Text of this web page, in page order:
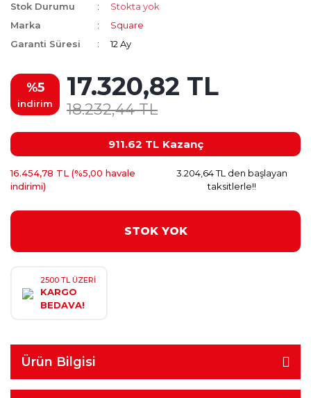
Stok Durumu
Stokta yok
Marka
Square
Garanti Süresi
12 Ay
%5
indirim
17.320,82 TL
18.232,44 TL
911.62 TL Kazanç
16.454,78 TL (%5,00 havale
indirimi)
3.204,64 TL den başlayan
taksitlerle!!
STOK YOK
2500 TL ÜZERİ
KARGO
BEDAVA!
Ürün Bilgisi